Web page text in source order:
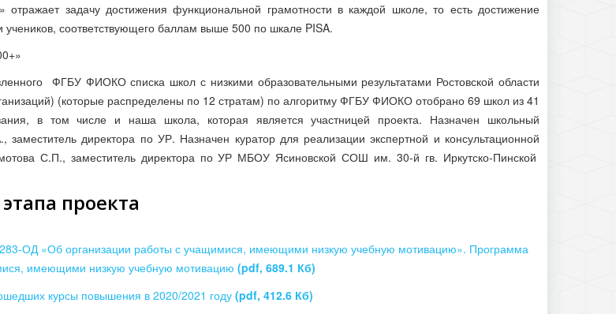
отражает задачу достижения функциональной грамотности в каждой школе, то есть достижение
учеников, соответствующего баллам выше 500 по шкале PISA.
ФГБУ ФИОКО списка школ с низкими образовательными результатами Ростовской области
(которые распределены по 12 стратам) по алгоритму ФГБУ ФИОКО отобрано 69 школ из 41
в том числе и наша школа, которая является участницей проекта. Назначен школьный
заместитель директора по УР. Назначен куратор для реализации экспертной и консультационной
С.П., заместитель директора по УР МБОУ Ясиновской СОШ им. 30-й гв. Иркутско-Пинской
проекта
ОД «Об организации работы с учащимися, имеющими низкую учебную мотивацию». Программа
имеющими низкую учебную мотивацию (pdf, 689.1 Кб)
курсы повышения в 2020/2021 году (pdf, 412.6 Кб)